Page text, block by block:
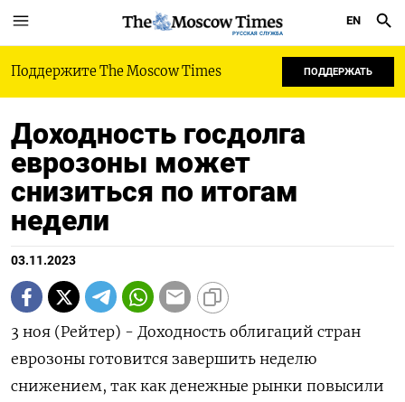
РУССКАЯ СЛУЖБА
EN
Поддержите The Moscow Times ПОДДЕРЖАТЬ
Доходность госдолга
еврозоны может
снизиться по итогам
недели
03.11.2023
3 ноя (Рейтер) - Доходность облигаций стран
еврозоны готовится завершить неделю
снижением, так как денежные рынки повысили